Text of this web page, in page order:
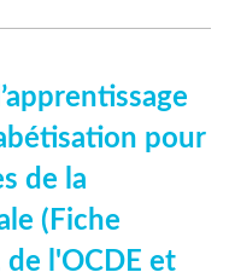
pour
de la
(Fiche
l'OCDE et